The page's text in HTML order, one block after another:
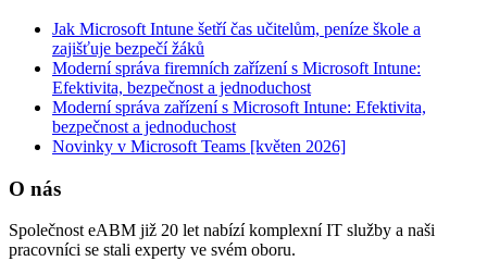
Jak Microsoft Intune šetří čas učitelům, peníze škole a
zajišťuje bezpečí žáků
Moderní správa firemních zařízení s Microsoft Intune:
Efektivita, bezpečnost a jednoduchost
Moderní správa zařízení s Microsoft Intune: Efektivita,
bezpečnost a jednoduchost
Novinky v Microsoft Teams [květen 2026]
O nás
Společnost eABM již 20 let nabízí komplexní IT služby a naši
pracovníci se stali experty ve svém oboru.